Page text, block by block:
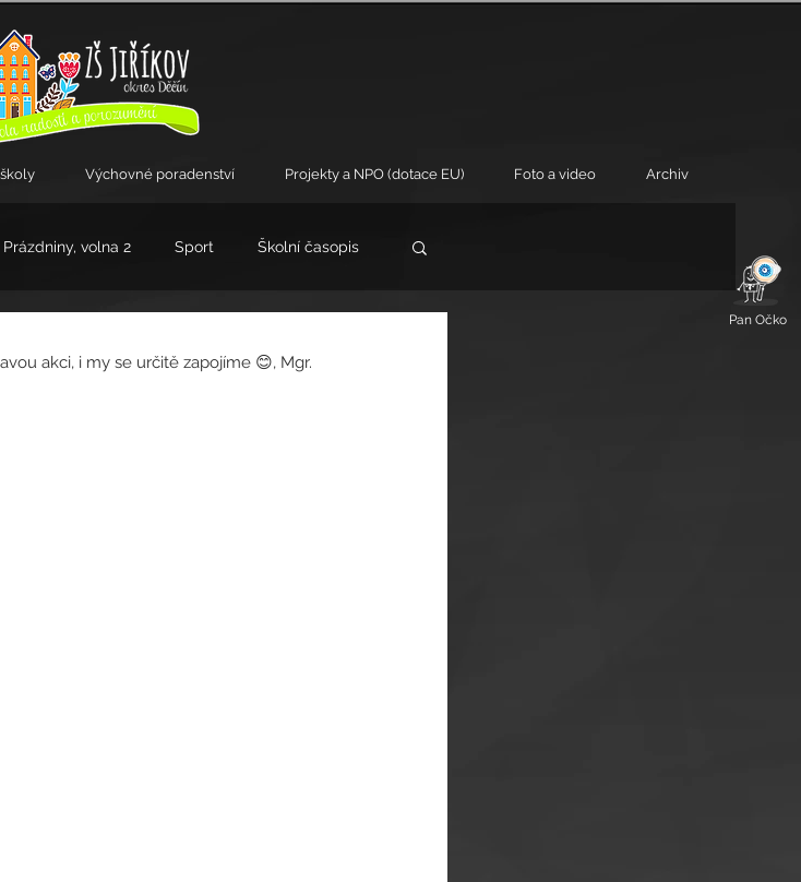
Pan Očko
Výchovné poradenství Projekty a NPO (dotace EU) Foto a video Archiv
Prázdniny, volna 2 Sport Školní časopis
akci, i my se určitě zapojíme 😊, Mgr.